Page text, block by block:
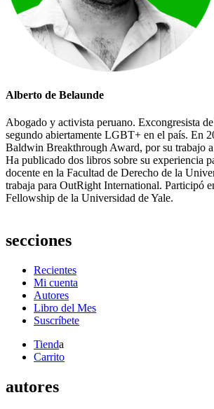
Alberto de Belaunde
Abogado y activista peruano. Excongresista
segundo abiertamente LGBT+ en el país. En
Baldwin Breakthrough Award, por su trabajo
Ha publicado dos libros sobre su experiencia
docente en la Facultad de Derecho de la
trabaja para OutRight International. Participó
Fellowship de la Universidad de Yale.
secciones
Recientes
Mi cuenta
Autores
Libro del Mes
Suscríbete
Tienda
Carrito
autores